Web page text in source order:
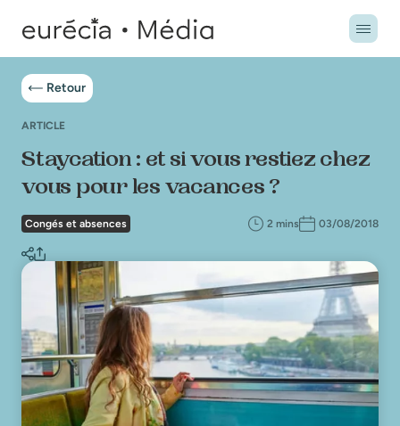
Retour
ARTICLE
Staycation : et si vous restiez chez
vous pour les vacances ?
Congés et absences 2 mins 03/08/2018